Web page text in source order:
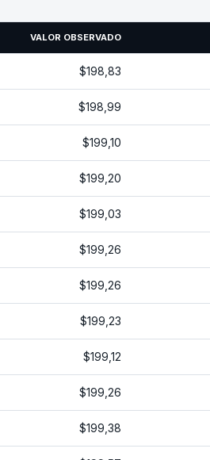
VALOR OBSERVADO
$198,83
$198,99
$199,10
$199,20
$199,03
$199,26
$199,26
$199,23
$199,12
$199,26
$199,38